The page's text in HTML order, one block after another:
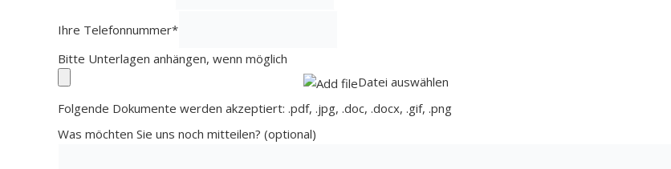
Ihre Telefonnummer*
Bitte Unterlagen anhängen, wenn möglich
Datei auswählen
Folgende Dokumente werden akzeptiert: .pdf, .jpg, .doc, .docx, .gif, .png
Was möchten Sie uns noch mitteilen? (optional)